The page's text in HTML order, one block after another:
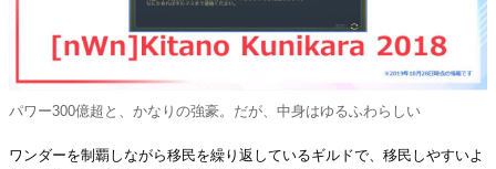
パワー300億超と、かなりの強豪。だが、中身はゆるふわらしい
ワンダーを制覇しながら移民を繰り返しているギルドで、移民しやすいよ